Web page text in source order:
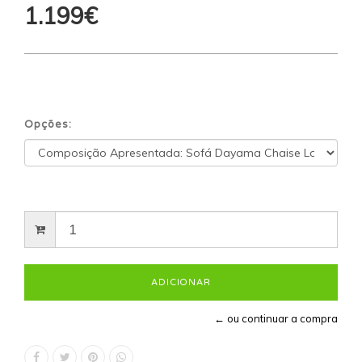
1.199€
Opções:
← ou continuar a compra